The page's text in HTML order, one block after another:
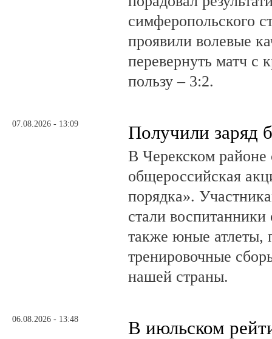
симферопольского
проявили волевые
перевернуть матч с
пользу – 3:2.
07.08.2026 - 13:09 Получили заряд
В Черекском районе
общероссийская
порядка».
стали
также юные атлеты,
тренировочные
нашей страны.
06.08.2026 - 13:48
В июльском